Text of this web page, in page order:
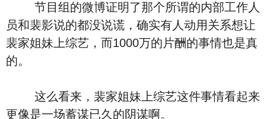
节目组的微博证明了那个所谓的内部工作人
员和裴影说的都没说谎，确实有人动用关系想让
裴家姐妹上综艺，而1000万的片酬的事情也是真
的。
这么看来，裴家姐妹上综艺这件事情看起来
更像是一场蓄谋已久的阴谋啊。